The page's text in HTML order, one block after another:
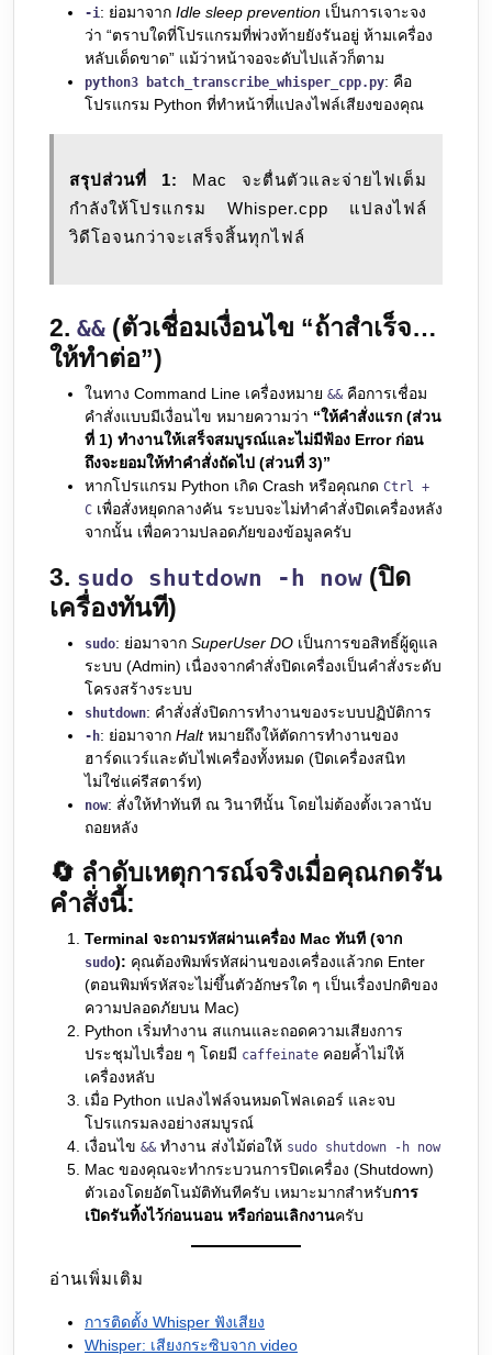
-i: ย่อมาจาก Idle sleep prevention เป็นการเจาะจง
ว่า “ตราบใดที่โปรแกรมที่พ่วงท้ายยังรันอยู่ ห้ามเครื่อง
หลับเด็ดขาด” แม้ว่าหน้าจอจะดับไปแล้วก็ตาม
python3 batch_transcribe_whisper_cpp.py: คือ
โปรแกรม Python ที่ทำหน้าที่แปลงไฟล์เสียงของคุณ
สรุปส่วนที่ 1:
Mac จะตื่นตัวและจ่ายไฟเต็ม
กำลังให้โปรแกรม Whisper.cpp แปลงไฟล์
วิดีโอจนกว่าจะเสร็จสิ้นทุกไฟล์
2. && (ตัวเชื่อมเงื่อนไข “ถ้าสำเร็จ…
ให้ทำต่อ”)
ในทาง Command Line เครื่องหมาย && คือการเชื่อม
คำสั่งแบบมีเงื่อนไข หมายความว่า “ให้คำสั่งแรก (ส่วน
ที่ 1) ทำงานให้เสร็จสมบูรณ์และไม่มีฟ้อง Error ก่อน
ถึงจะยอมให้ทำคำสั่งถัดไป (ส่วนที่ 3)”
หากโปรแกรม Python เกิด Crash หรือคุณกด Ctrl +
C เพื่อสั่งหยุดกลางคัน ระบบจะไม่ทำคำสั่งปิดเครื่องหลัง
จากนั้น เพื่อความปลอดภัยของข้อมูลครับ
3. sudo shutdown -h now (ปิด
เครื่องทันที)
sudo: ย่อมาจาก SuperUser DO เป็นการขอสิทธิ์ผู้ดูแล
ระบบ (Admin) เนื่องจากคำสั่งปิดเครื่องเป็นคำสั่งระดับ
โครงสร้างระบบ
shutdown: คำสั่งสั่งปิดการทำงานของระบบปฏิบัติการ
-h: ย่อมาจาก Haltหมายถึงให้ตัดการทำงานของ
ฮาร์ดแวร์และดับไฟเครื่องทั้งหมด (ปิดเครื่องสนิท
ไม่ใช่แค่รีสตาร์ท)
now: สั่งให้ทำทันที ณ วินาทีนั้น โดยไม่ต้องตั้งเวลานับ
ถอยหลัง
🔄 ลำดับเหตุการณ์จริงเมื่อคุณกดรัน
คำสั่งนี้:
Terminal จะถามรหัสผ่านเครื่อง Mac ทันที (จาก
sudo): คุณต้องพิมพ์รหัสผ่านของเครื่องแล้วกด Enter
(ตอนพิมพ์รหัสจะไม่ขึ้นตัวอักษรใด ๆ เป็นเรื่องปกติของ
ความปลอดภัยบน Mac)
Python เริ่มทำงาน สแกนและถอดความเสียงการ
ประชุมไปเรื่อย ๆ โดยมี caffeinate คอยค้ำไม่ให้
เครื่องหลับ
เมื่อ Python แปลงไฟล์จนหมดโฟลเดอร์ และจบ
โปรแกรมลงอย่างสมบูรณ์
เงื่อนไข && ทำงาน ส่งไม้ต่อให้ sudo shutdown -h now
Mac ของคุณจะทำกระบวนการปิดเครื่อง (Shutdown)
ตัวเองโดยอัตโนมัติทันทีครับ เหมาะมากสำหรับการ
เปิดรันทิ้งไว้ก่อนนอน หรือก่อนเลิกงานครับ
อ่านเพิ่มเติม
การติดตั้ง Whisper ฟังเสียง
Whisper: เสียงกระซิบจาก video